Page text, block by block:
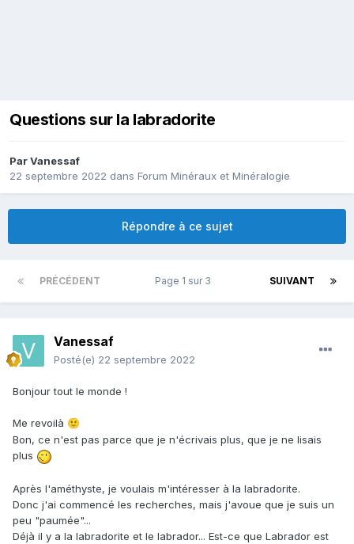
Questions sur la labradorite
ParVanessaf
22 septembre 2022 dans Forum Minéraux et Minéralogie
Répondre à ce sujet
PRÉCÉDENT SUIVANT
Page 1 sur 3
Vanessaf
Posté(e) 22 septembre 2022
Bonjour tout le monde !
Me revoilà 🙂
Bon, ce n'est pas parce que je n'écrivais plus, que je ne lisais
plus
Après l'améthyste, je voulais m'intéresser à la labradorite.
Donc j'ai commencé les recherches, mais j'avoue que je suis un
peu "paumée"...
Déjà il y a la labradorite et le labrador... Est-ce que Labrador est